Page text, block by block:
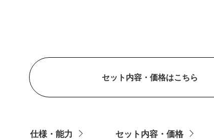
セット内容・価格はこちら
仕様・能力 セット内容・価格